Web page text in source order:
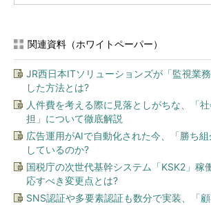
関連資料（ホワイトペーパー）
JR西日本ITソリューションズが「監視業
した方法とは?
人件費を考える際に見落としがちな、「
担」について徹底解説
広告運用がAIで自動化された今、「勝ち
しているのか?
国税庁の次世代基幹システム「KSK2」稼
応すべき変更点とは?
SNS認証や多要素認証も数分で実装、「